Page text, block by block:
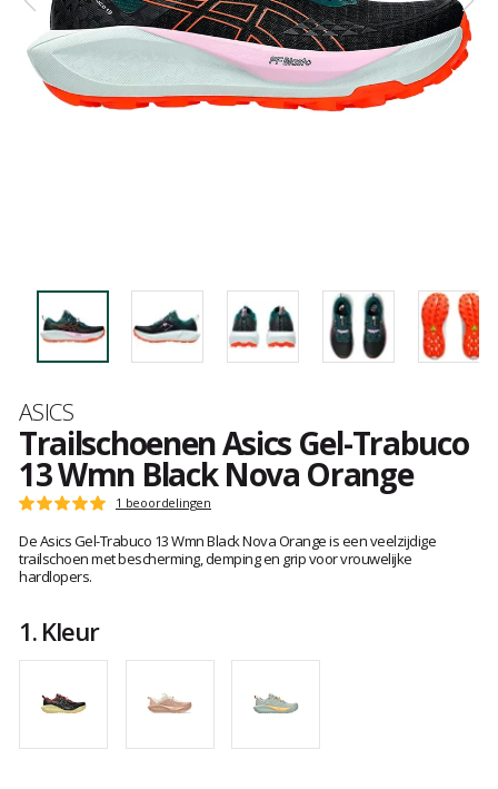
Merk
ASICS
Trailschoenen Asics Gel-Trabuco
13 Wmn Black Nova Orange
Het
van
klanten
Score
:
5
op
1 beoordelingen
De Asics Gel-Trabuco 13 Wmn Black Nova Orange is een veelzijdige
trailschoen met bescherming, demping en grip voor vrouwelijke
hardlopers.
1.Kleur